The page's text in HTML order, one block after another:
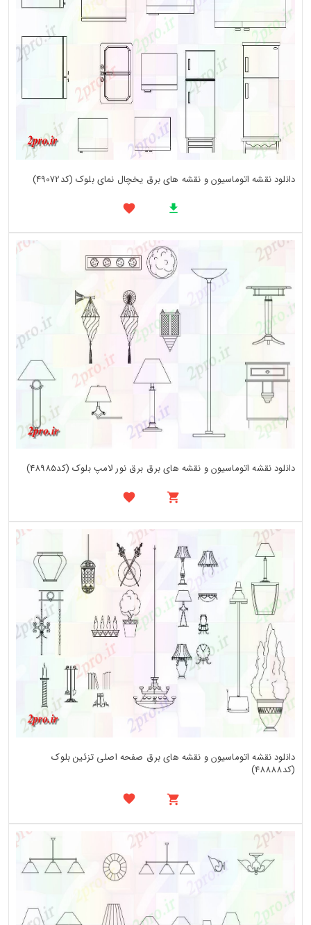
دانلود نقشه اتوماسیون و نقشه های برق یخچال نمای بلوک (کد49072)
دانلود نقشه اتوماسیون و نقشه های برق برق نور لامپ بلوک (کد48985)
دانلود نقشه اتوماسیون و نقشه های برق صفحه اصلی تزئین بلوک
(کد48888)